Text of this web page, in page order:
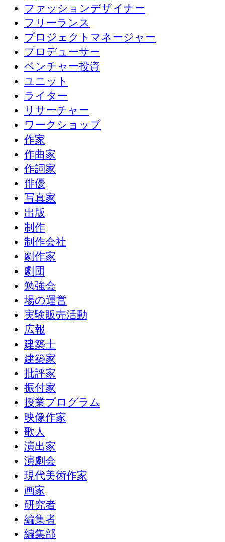
ファッションデザイナー
フリーランス
プロジェクトマネージャー
プロデューサー
ベンチャー投資
ユニット
ライター
リサーチャー
ワークショップ
作家
作曲家
作詞家
俳優
写真家
出版
制作
制作会社
劇作家
劇団
勉強会
場の運営
実験販売活動
広報
建築士
建築家
批評家
振付家
授業プログラム
映像作家
歌人
演出家
演劇会
現代美術作家
画家
研究者
編集者
編集部